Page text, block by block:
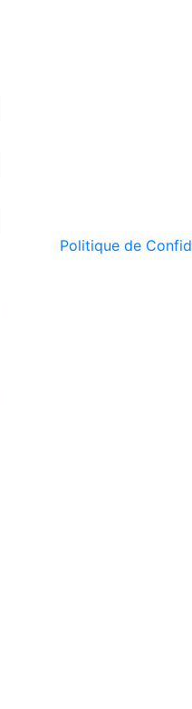
Politique de